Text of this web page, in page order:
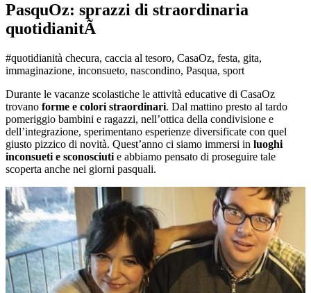
PasquOz: sprazzi di straordinaria
quotidianitÃ
#quotidianità checura, caccia al tesoro, CasaOz, festa, gita,
immaginazione, inconsueto, nascondino, Pasqua, sport
Durante le vacanze scolastiche le attività educative di CasaOz
trovano forme e colori straordinari. Dal mattino presto al tardo
pomeriggio bambini e ragazzi, nell’ottica della condivisione e
dell’integrazione, sperimentano esperienze diversificate con quel
giusto pizzico di novità. Quest’anno ci siamo immersi in luoghi
inconsueti e sconosciuti e abbiamo pensato di proseguire tale
scoperta anche nei giorni pasquali.